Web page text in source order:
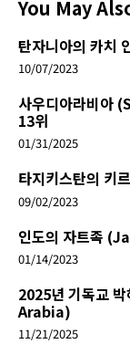
You May
탄자니아의 카
10/07/2023
사우디아라비아
13위
01/31/2025
타지키스탄의 키
09/02/2023
인도의 자트족
01/14/2023
2025년 기독교
Arabia)
11/21/2025